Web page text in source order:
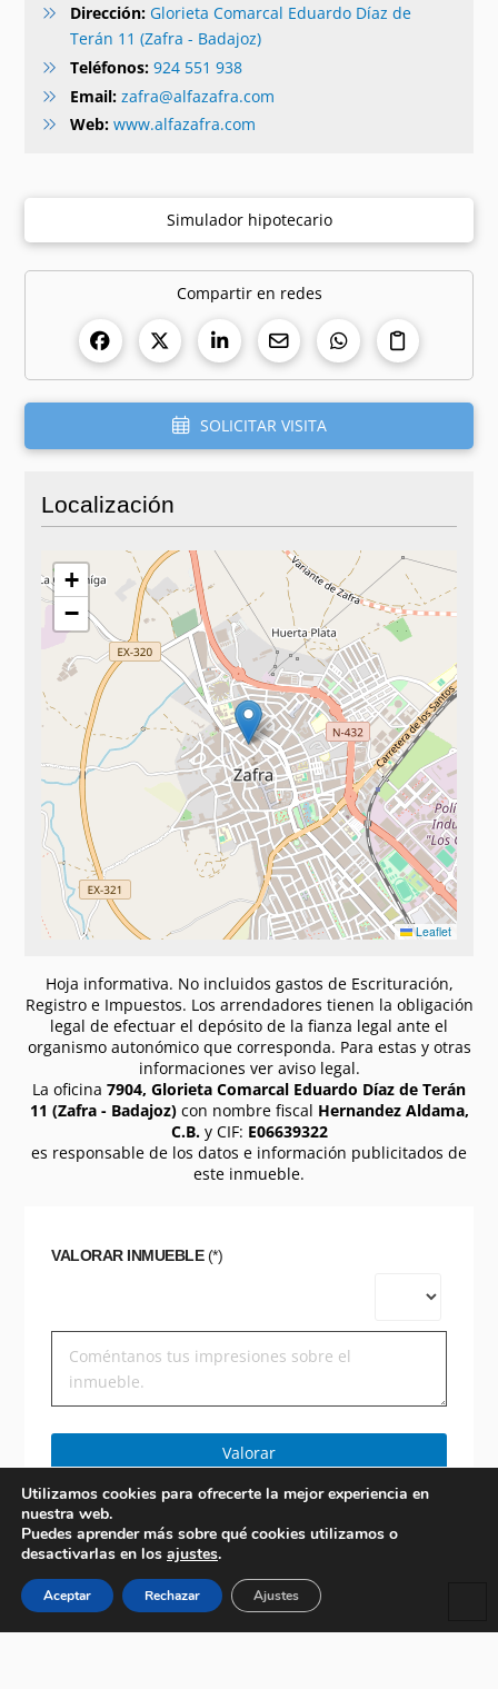
Dirección: Glorieta Comarcal Eduardo Díaz de
Terán 11 (Zafra - Badajoz)
Teléfonos: 924 551 938
Email: zafra@alfazafra.com
Web: www.alfazafra.com
Simulador hipotecario
Compartir en redes
SOLICITAR VISITA
Localización
+
−
Leaflet
Hoja informativa. No incluidos gastos de Escrituración,
Registro e Impuestos. Los arrendadores tienen la obligación
legal de efectuar el depósito de la fianza legal ante el
organismo autonómico que corresponda. Para estas y otras
informaciones ver aviso legal.
La oficina 7904, Glorieta Comarcal Eduardo Díaz de Terán
11 (Zafra - Badajoz)con nombre fiscal Hernandez Aldama,
C.B.y CIF: E06639322
es responsable de los datos e información publicitados de
este inmueble.
VALORAR INMUEBLE(*)
Valorar
Utilizamos cookies para ofrecerte la mejor experiencia en
nuestra web.
Puedes aprender más sobre qué cookies utilizamos o
desactivarlas en los ajustes.
Aceptar Rechazar Ajustes